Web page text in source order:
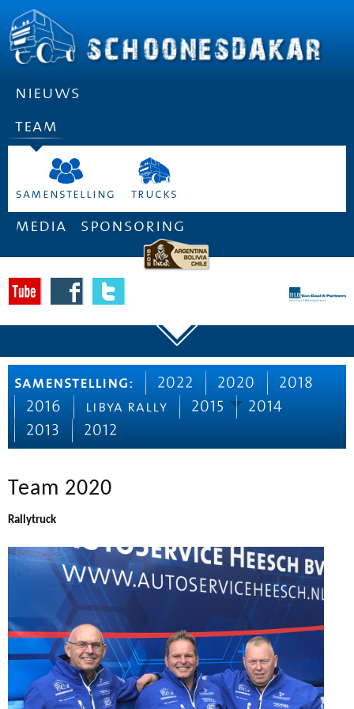
nieuws
team
samenstelling trucks
media sponsoring
samenstelling: 2022 2020
2018
2016
libya rally 2015
2014
2013
2012
Team 2020
Rallytruck